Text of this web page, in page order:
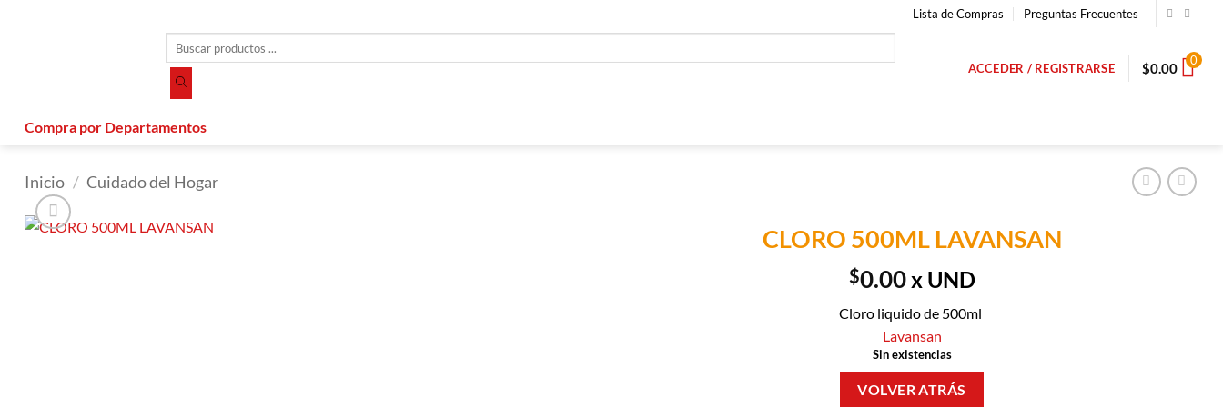
Lista de Compras Preguntas Frecuentes
productos
ACCEDER / REGISTRARSE $0.00 0
Compra por Departamentos
Inicio / Cuidado del Hogar
CLORO 500ML LAVANSAN
$0.00x UND
Cloro liquido de 500ml
Lavansan
Sin existencias